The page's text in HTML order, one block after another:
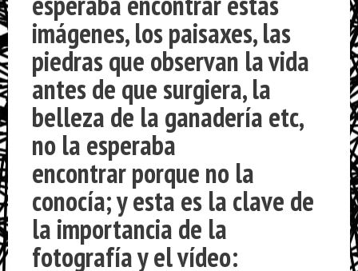
imágenes, los paisaxes, las
piedras que observan la vida
antes de que surgiera, la
belleza de la ganadería etc,
no la esperaba
encontrar porque no la
conocía; y esta es la clave de
la importancia de la
fotografía y el vídeo: